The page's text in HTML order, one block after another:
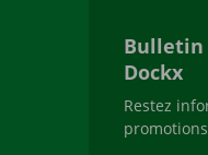
Dockx
Restez
promotions